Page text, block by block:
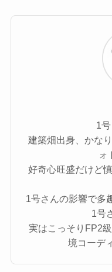
1
建築畑出身、かな
ォ
好奇心旺盛だけど
1号さんの影響で多
1号
実はこっそりFP2
境コーデ